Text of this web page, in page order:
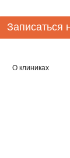
Записаться
О клиниках